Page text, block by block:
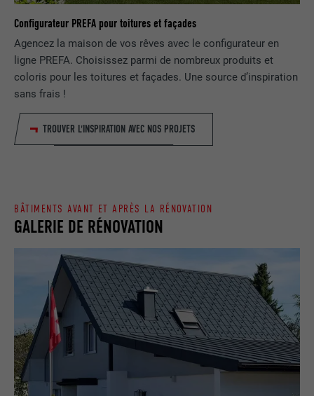
Configurateur PREFA pour toitures et façades
Agencez la maison de vos rêves avec le configurateur en
ligne PREFA. Choisissez parmi de nombreux produits et
coloris pour les toitures et façades. Une source d’inspiration
sans frais !
TROUVER L'INSPIRATION AVEC NOS PROJETS
GALERIE DE RÉNOVATION
BÂTIMENTS AVANT ET APRÈS LA RÉNOVATION
UTILITÉ
Enregistre un identifiant unique utilisé
pour générer des données statistiques
sur la manière dont l'utilisateur utilise le
site Internet.
NOM _gaexp
FOURNISSEUR Google Optimize
UTILITÉ
Est placé afin de tester si le navigateur
autorise l'utilisation de cookies. Ne
FOURNISSEUR ads.linkedin.com
EXPIRATION Session
UTILITÉ
l'utilisateur pour un site Internet.
LinkedIn
EXPIRATION Session
UTILITÉ
Utilisé par LinkedIn lorsqu'un site
Internet contient une fenêtre « Suivez-
nous » intégrée.
NOM bcookie